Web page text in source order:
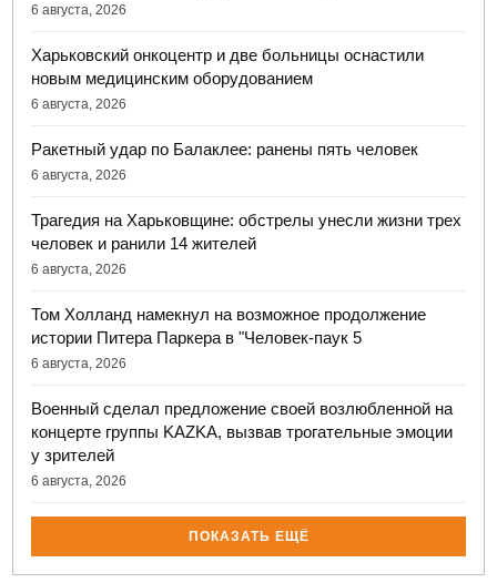
6 августа, 2026
Харьковский онкоцентр и две больницы оснастили
новым медицинским оборудованием
6 августа, 2026
Ракетный удар по Балаклее: ранены пять человек
6 августа, 2026
Трагедия на Харьковщине: обстрелы унесли жизни трех
человек и ранили 14 жителей
6 августа, 2026
Том Холланд намекнул на возможное продолжение
истории Питера Паркера в "Человек-паук 5
6 августа, 2026
Военный сделал предложение своей возлюбленной на
концерте группы KAZKA, вызвав трогательные эмоции
у зрителей
6 августа, 2026
ПОКАЗАТЬ ЕЩЁ